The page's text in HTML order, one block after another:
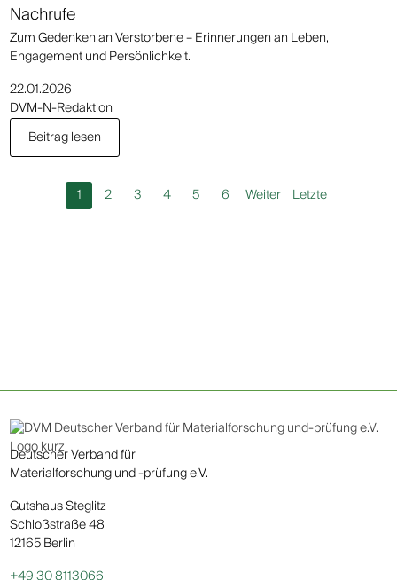
Nachrufe
Zum Gedenken an Verstorbene – Erinnerungen an Leben,
Engagement und Persönlichkeit.
22.01.2026
DVM-N-Redaktion
Beitrag lesen
1 2 3 4 5 6 Weiter Letzte
Deutscher Verband für
Materialforschung und -prüfung e.V.
Gutshaus Steglitz
Schloßstraße 48
12165 Berlin